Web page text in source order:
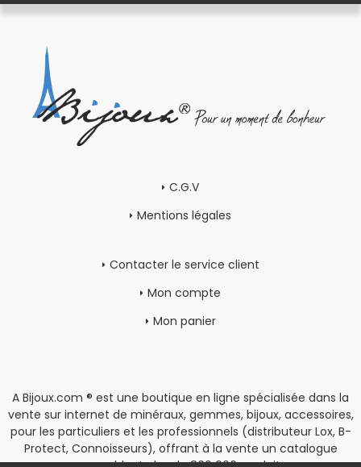
C.G.V
Mentions légales
Contacter le service client
Mon compte
Mon panier
A Bijoux.com ® est une boutique en ligne spécialisée dans la
vente sur internet de minéraux, gemmes, bijoux, accessoires,
pour les particuliers et les professionnels (distributeur Lox, B-
Protect, Connoisseurs), offrant à la vente un catalogue